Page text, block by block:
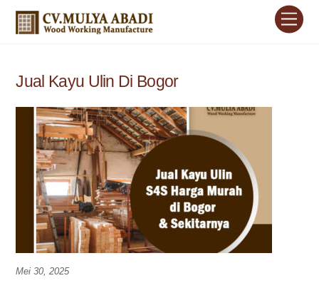
content
Jual Kayu Ulin Di Bogor
Mei 30, 2025